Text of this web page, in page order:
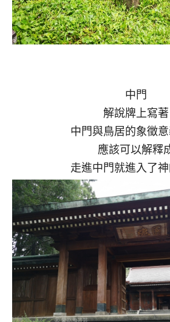
中門
解說牌上寫著
中門與鳥居的象徵
應該可以解釋
走進中門就進入了